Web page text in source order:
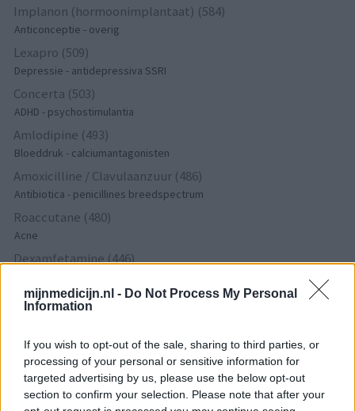
mijnmedicijn.nl - Do Not Process My Personal
Information
If you wish to opt-out of the sale, sharing to third parties, or
processing of your personal or sensitive information for
targeted advertising by us, please use the below opt-out
section to confirm your selection. Please note that after your
Implanon (hormoonimplantaat) (584)
Anticonceptie - overig
Lexapro (509)
Depressie - antidepressiva SSRI
Concerta (503)
ADHD - psychostimulantia
Amlodipine (493)
Bloeddruk - calciumantagonisten
Amoxicilline / Clavulaanzuur (486)
Antibiotica - penicillines breedspectrum
Roaccutane (480)
Acne
Dexamfetamine (446)
Euthyrox (436)
De reviews op deze pagina zijn door de gebruikers
gegenereerd en vervolgens gelezen en aangepast alvorens
goedkeuring, om zo te voldoen aan onze standaarden wat betreft